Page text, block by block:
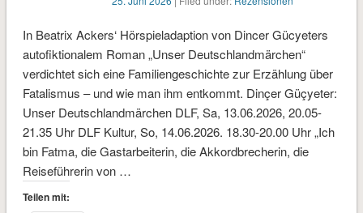
In Beatrix Ackers‘ Hörspieladaption von Dincer Gücyeters
autofiktionalem Roman „Unser Deutschlandmärchen“
verdichtet sich eine Familiengeschichte zur Erzählung über
Fatalismus – und wie man ihm entkommt. Dinçer Güçyeter:
Unser Deutschlandmärchen DLF, Sa, 13.06.2026, 20.05-
21.35 Uhr DLF Kultur, So, 14.06.2026. 18.30-20.00 Uhr „Ich
bin Fatma, die Gastarbeiterin, die Akkordbrecherin, die
Reiseführerin von …
Teilen mit: